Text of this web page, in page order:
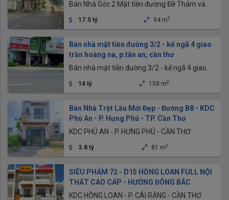
Bán Nhà Góc 2 Mặt tiền đường Đề Thám và
17.5 tỷ 94 m2
Bán nhà mặt tiền đường 3/2 - kế ngã 4 giao
trần hoàng na, p.tân an, cần thơ
Bán nhà mặt tiền đường 3/2 - kế ngã 4 giao
14 tỷ 158 m2
Bán Nhà Trệt Lầu Mới Đẹp - Đường B8 - KDC
Phú An - P. Hưng Phú - TP. Cần Thơ
KDC PHÚ AN - P. HƯNG PHÚ - CẦN THƠ
3.8 tỷ 81 m2
SIÊU PHẨM 72 - D15 HỒNG LOAN FULL NỘI
THẤT CAO CẤP - HƯỚNG ĐÔNG BẮC
KDC HỒNG LOAN - P. CÁI RĂNG - CẦN THƠ